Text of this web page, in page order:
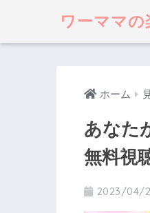
ワーママ
ホーム
あなた
無料視
2023/04/